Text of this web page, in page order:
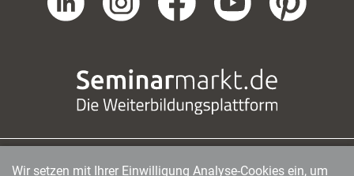
managerSeminare Verlags GmbH | Endenicher Str. 41 |
Wir setzen mit Ihrer Einwilligung Analyse-Cookies ein, um